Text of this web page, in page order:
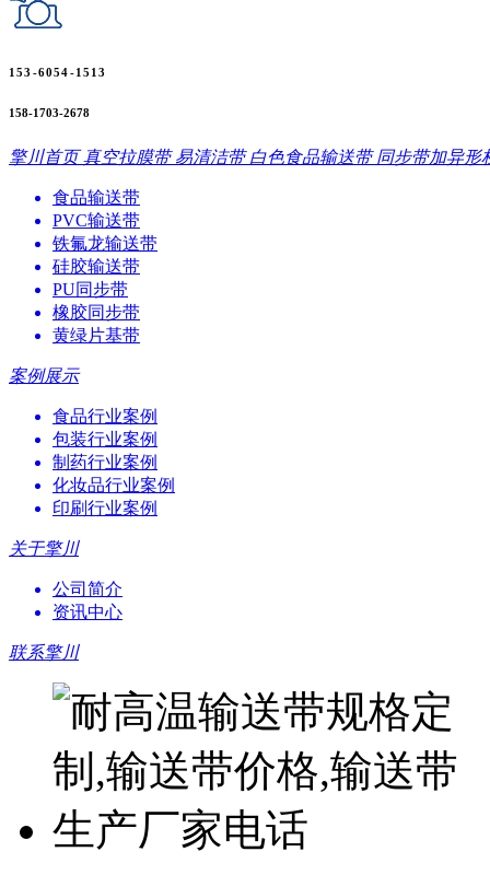
153-6054-1513
158-1703-2678
擎川首页 真空拉膜带 易清洁带 白色食品输送带 同步带加异形
食品输送带
PVC输送带
铁氟龙输送带
硅胶输送带
PU同步带
橡胶同步带
黄绿片基带
案例展示
食品行业案例
包装行业案例
制药行业案例
化妆品行业案例
印刷行业案例
关于擎川
公司简介
资讯中心
联系擎川